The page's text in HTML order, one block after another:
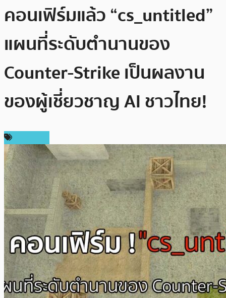
คอนเฟิร์มแล้ว “cs_untitled”
แผนที่ระดับตำนานของ
Counter-Strike เป็นผลงาน
ของผู้เชี่ยวชาญ AI ชาวไทย!